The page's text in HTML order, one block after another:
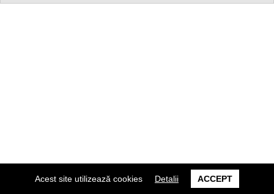
Acest site utilizează cookies Detalii ACCEPT